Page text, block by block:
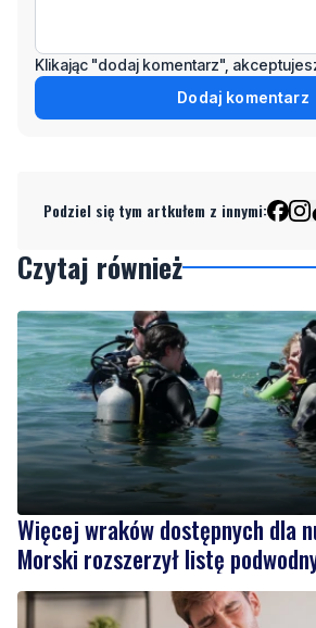
Więcej wraków dostępnych dla
Morski rozszerzył listę